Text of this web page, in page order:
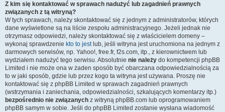
Z kim się kontaktować w sprawach nadużyć lub zagadnień prawnych
związanych z tą witryną?
W tych sprawach, należy skontaktować się z jednym z administratorów, których
dane wyświetlone są na liście zespołu administracyjnego. Jeżeli jednak nie
otrzymasz odpowiedzi, należy skontaktować się z właścicielem domeny –
wykonaj sprawdzenie kto to jestlub, jeśli witryna jest uruchomiona na jednym z
darmowych serwisów, np. Yahoo!, free.fr, f2s.com, itp., z kierownictwem lub
wydziałem nadużyć tego serwisu. Absolutnie nie należy do kompetencji phpBB
Limited i nie może ona w żaden sposób być obarczana odpowiedzialnością za
to w jaki sposób, gdzie lub przez kogo ta witryna jest używana. Proszę nie
kontaktować się z phpBB Limited w sprawach zagadnień prawnych
(wstrzymania i zaniechania, odpowiedzialności, szkalujących komentarzy itp.)
bezpośrednio nie związanych z witryną phpBB.com lub oprogramowaniem
phpBB samym w sobie. Jeśli do phpBB Limited zostanie wysłana wiadomość